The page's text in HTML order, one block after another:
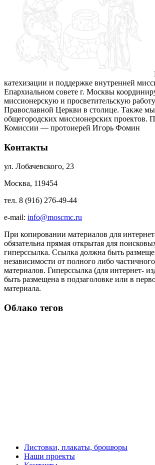
катехизации и поддержке внутренней
Епархиальном совете г. Москвы
миссионерскую и просветительскую
Православной Церкви в столице. Также мы
общегородских миссионерских проектов.
Комиссии — протоиерей Игорь Фомин
Контакты
ул. Лобачевского, 23
Москва, 119454
тел. 8 (916) 276-49-44
e-mail: info@moscmc.ru
При копировании материалов для
обязательна прямая открытая для
гиперссылка. Ссылка должна быть
независимости от полного либо
материалов. Гиперссылка (для интернет-
быть размещена в подзаголовке или в
материала.
Облако тегов
Листовки, плакаты, брошюры
Наши проекты